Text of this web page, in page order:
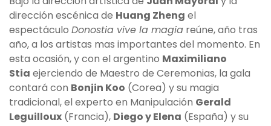
dirección escénica de Huang Zheng el
espectáculo Donostia vive la magia reúne, año tras
año, a los artistas mas importantes del momento. En
esta ocasión, y con el argentino Maximiliano
Stia ejerciendo de Maestro de Ceremonias, la gala
contará con Bonjin Koo (Corea) y su magia
tradicional, el experto en Manipulación Gerald
Leguilloux (Francia), Diego y Elena (España) y su